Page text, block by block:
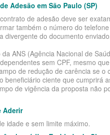
Adesão em São Paulo (SP)
de adesão deve ser
também o número do
divergente do documento
ANS (Agência Nacional de
sem CPF, mesmo
de redução de carência se
beneficiário ciente que cumprirá
de vigência da proposta não
Aderir
idade e sem limite máximo.